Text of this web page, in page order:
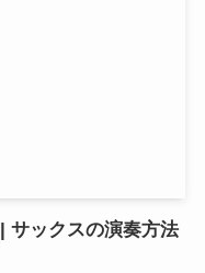
サックスの演奏方法